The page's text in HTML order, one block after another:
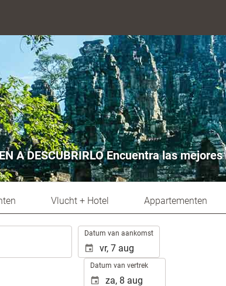
A DESCUBRIRLO Encuentra las
Vlucht + Hotel Appartementen
Datum van aankomst
Datum van vertrek